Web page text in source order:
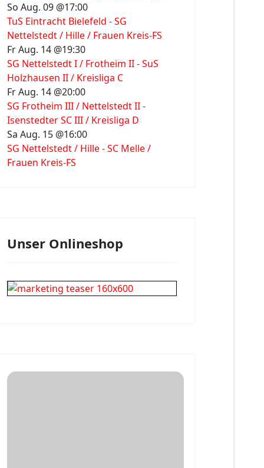
So Aug. 09 @17:00
TuS Eintracht Bielefeld - SG
Nettelstedt / Hille / Frauen Kreis-FS
Fr Aug. 14 @19:30
SG Nettelstedt I / Frotheim II - SuS
Holzhausen II / Kreisliga C
Fr Aug. 14 @20:00
SG Frotheim III / Nettelstedt II -
Isenstedter SC III / Kreisliga D
Sa Aug. 15 @16:00
SG Nettelstedt / Hille - SC Melle /
Frauen Kreis-FS
Unser Onlineshop